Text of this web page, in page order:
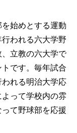
始めとする運動
われる六大学野
立教の六大学で
です。毎年試合
れる明治大学応
って学校内の雰
て野球部を応援